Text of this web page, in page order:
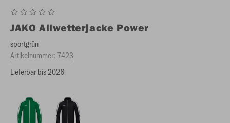
JAKO Allwetterjacke Power
sportgrün
Artikelnummer: 7423
Lieferbar bis 2026